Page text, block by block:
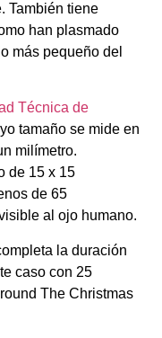
También tiene
han plasmado
más pequeño del
Técnica de
tamaño se mide en
milímetro.
de 15 x 15
de 65
al ojo humano.
la duración
caso con 25
The Christmas